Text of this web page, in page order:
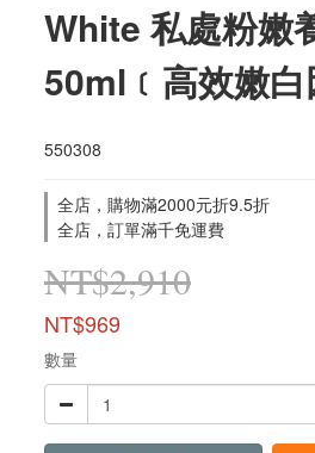
White 私處粉嫩
50ml﹝高效嫩白
550308
全店，購物滿2000元折9.5折
全店，訂單滿千免運費
NT$2,910
NT$969
數量